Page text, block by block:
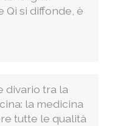
Qi si diffonde, è
divario tra la
la medicina
tutte le qualità